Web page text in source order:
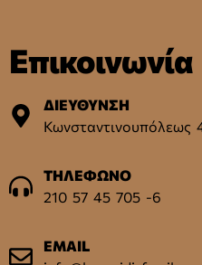
Επικοινωνία
ΔΙΕΥΘΥΝΣΗ
Κωνσταντινουπόλεως
ΤΗΛΕΦΩΝΟ
210 57 45 705 -6
EMAIL